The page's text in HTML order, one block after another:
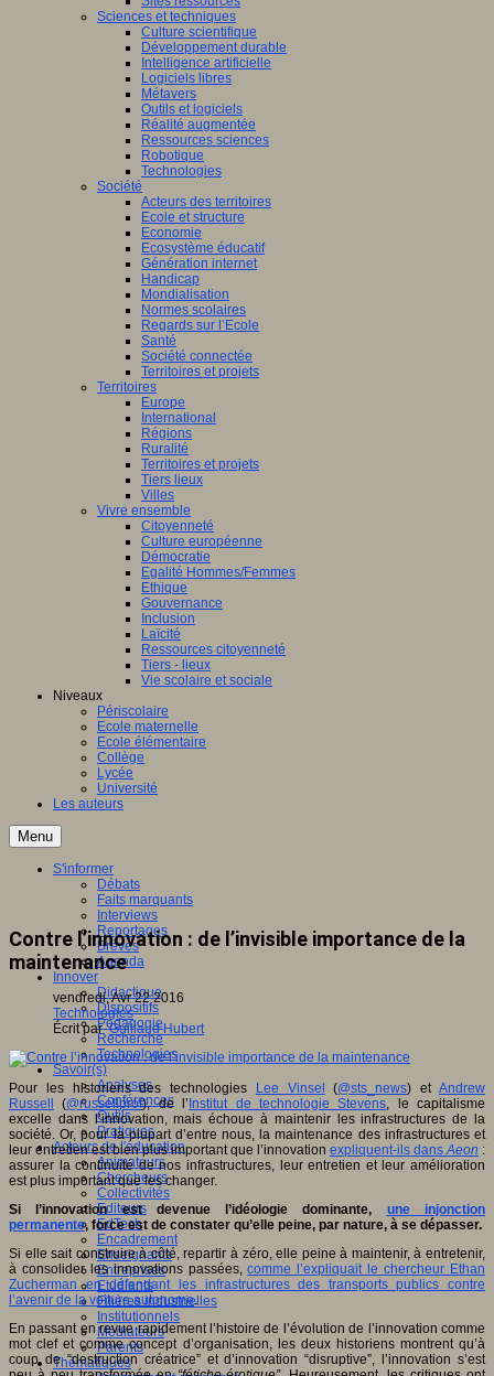
Sciences et techniques
Culture scientifique
Développement durable
Intelligence artificielle
Logiciels libres
Métavers
Outils et logiciels
Réalité augmentée
Ressources sciences
Robotique
Technologies
Société
Acteurs des territoires
Ecole et structure
Economie
Ecosystème éducatif
Génération internet
Handicap
Mondialisation
Normes scolaires
Regards sur l’Ecole
Santé
Société connectée
Territoires et projets
Territoires
Europe
International
Régions
Ruralité
Territoires et projets
Tiers lieux
Villes
Vivre ensemble
Citoyenneté
Culture européenne
Démocratie
Egalité Hommes/Femmes
Ethique
Gouvernance
Inclusion
Laïcité
Ressources citoyenneté
Tiers - lieux
Vie scolaire et sociale
Niveaux
Périscolaire
Ecole maternelle
Ecole élémentaire
Collège
Lycée
Université
Les auteurs
Menu
S'informer
Débats
Faits marquants
Interviews
Reportages
Brèves
Agenda
Innover
Didactique
Dispositifs
Pédagogie
Recherche
Technologies
Savoir(s)
Analyses
Conférences
Outils
Pratiques
Acteurs de l'éducation
Animateurs
Chercheurs
Collectivités
Editeurs
EdTech
Encadrement
Enseignants
Entreprises
Etudiants
Filières industrielles
Institutionnels
Médiateurs
Parents
Thématiques
Contre l’innovation : de l’invisible importance de la
maintenance
vendredi, Avr 22 2016
Technologies
Écrit parGuillaud Hubert
Pour les historiens des technologies Lee Vinsel (@sts_news) etAndrew
Russell (@russellprof), de l’Institut de technologie Stevens, le capitalisme
excelle dans l’innovation, mais échoue à maintenir les infrastructures de la
société. Or, pour la plupart d’entre nous, la maintenance des infrastructures et
leur entretien est bien plus important que l’innovation expliquent-ils dansAeon :
assurer la continuité de nos infrastructures, leur entretien et leur amélioration
est plus important que les changer.
Si l’innovation est devenue l’idéologie dominante, une injonction
permanente, force est de constater qu’elle peine, par nature, à se dépasser.
Si elle sait construire à côté, repartir à zéro, elle peine à maintenir, à entretenir,
à consolider les innovations passées,comme l’expliquait le chercheur Ethan
Zucherman en défendant les infrastructures des transports publics contre
l’avenir de la voiture autonome.
En passant en revue rapidement l’histoire de l’évolution de l’innovation comme
mot clef et comme concept d’organisation, les deux historiens montrent qu’à
coup de “destruction créatrice” et d’innovation “disruptive”, l’innovation s’est